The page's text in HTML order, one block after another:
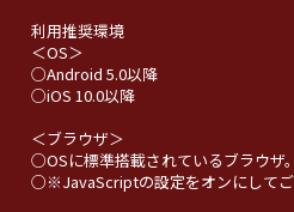
利用推奨環境
＜OS＞
○Android 5.0以降
○iOS 10.0以降
＜ブラウザ＞
○OSに標準搭載されているブラウザ。
○※JavaScriptの設定をオンにしてご